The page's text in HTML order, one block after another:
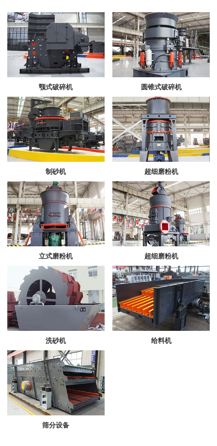
颚式破碎机 圆锥式破碎机
制砂机 超细磨粉机
立式磨粉机 超细磨粉机
洗砂机 给料机
筛分设备